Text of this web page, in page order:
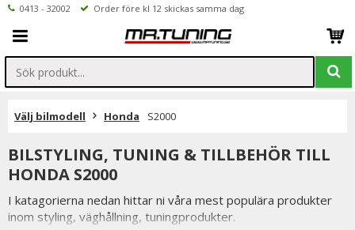
0413 - 32002 Order före kl 12 skickas samma dag
Välj bilmodell Honda S2000
BILSTYLING, TUNING & TILLBEHÖR TILL
HONDA S2000
I katagorierna nedan hittar ni våra mest populära produkter
inom styling, väghållning, tuningprodukter.